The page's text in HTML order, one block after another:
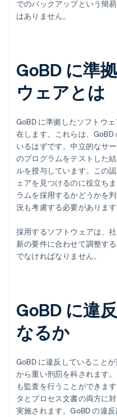
でのバックアップという簡
はありません。
GoBD に準
ウェアとは
GoBD に準拠したソフトウ
在します。これらは、
いるはずです。中立的なサ
のプログラムをテストした
ルを授与しています。この
ェアを見つけるのに役立ち
ラムを採用するかどうかを
況も考慮する必要があります
採用するソフトウェアは、
新の要件に合わせて調整す
でなければなりません。
GoBD に違
なるか
GoBD に違反していること
から重い刑罰を科されます
も監査を行うことができま
タとプロセス文書の両方に
実施されます。GoBD の違